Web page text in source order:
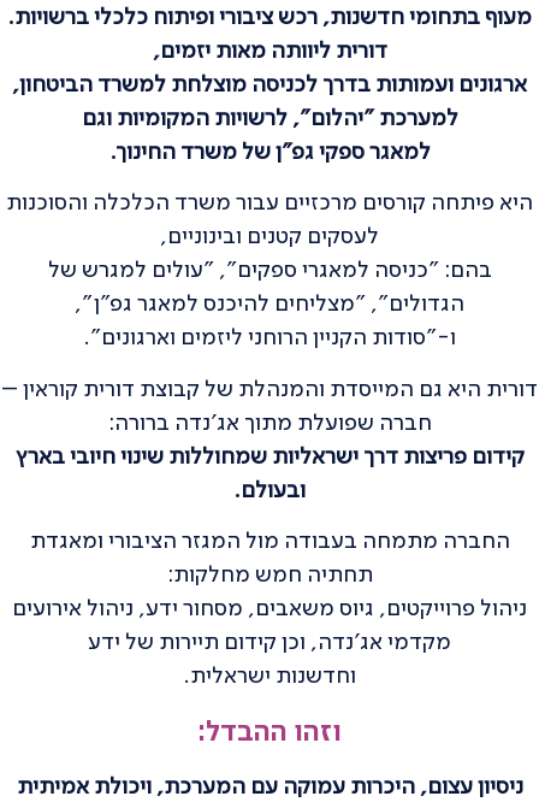
מעוף בתחומי חדשנות, רכש ציבורי ופיתוח כלכלי ברשויות.
דורית ליוותה מאות יזמים,
ארגונים ועמותות בדרך לכניסה מוצלחת למשרד הביטחון,
למערכת "יהלום", לרשויות המקומיות וגם
למאגר ספקי גפ"ן של משרד החינוך.
היא פיתחה קורסים מרכזיים עבור משרד הכלכלה והסוכנות
לעסקים קטנים ובינוניים,
בהם: "כניסה למאגרי ספקים", "עולים למגרש של
הגדולים", "מצליחים להיכנס למאגר גפ"ן",
ו-"סודות הקניין הרוחני ליזמים וארגונים".
דורית היא גם המייסדת והמנהלת של קבוצת דורית קוראין –
חברה שפועלת מתוך אג'נדה ברורה:
קידום פריצות דרך ישראליות שמחוללות שינוי חיובי בארץ
ובעולם.
החברה מתמחה בעבודה מול המגזר הציבורי ומאגדת
תחתיה חמש מחלקות:
ניהול פרוייקטים, גיוס משאבים, מסחור ידע, ניהול אירועים
מקדמי אג'נדה, וכן קידום תיירות של ידע
וחדשנות ישראלית.
וזהו ההבדל:
ניסיון עצום, היכרות עמוקה עם המערכת, ויכולת אמיתית